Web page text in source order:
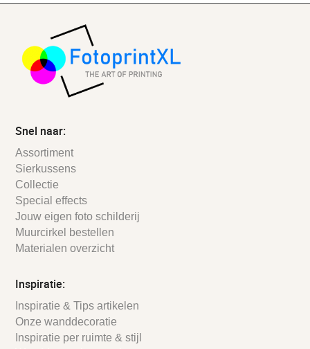
Snel naar:
Assortiment
Sierkussens
Collectie
Special effects
Jouw eigen foto schilderij
Muurcirkel bestellen
Materialen overzicht
Inspiratie:
Inspiratie & Tips artikelen
Onze wanddecoratie
Inspiratie per ruimte & stijl